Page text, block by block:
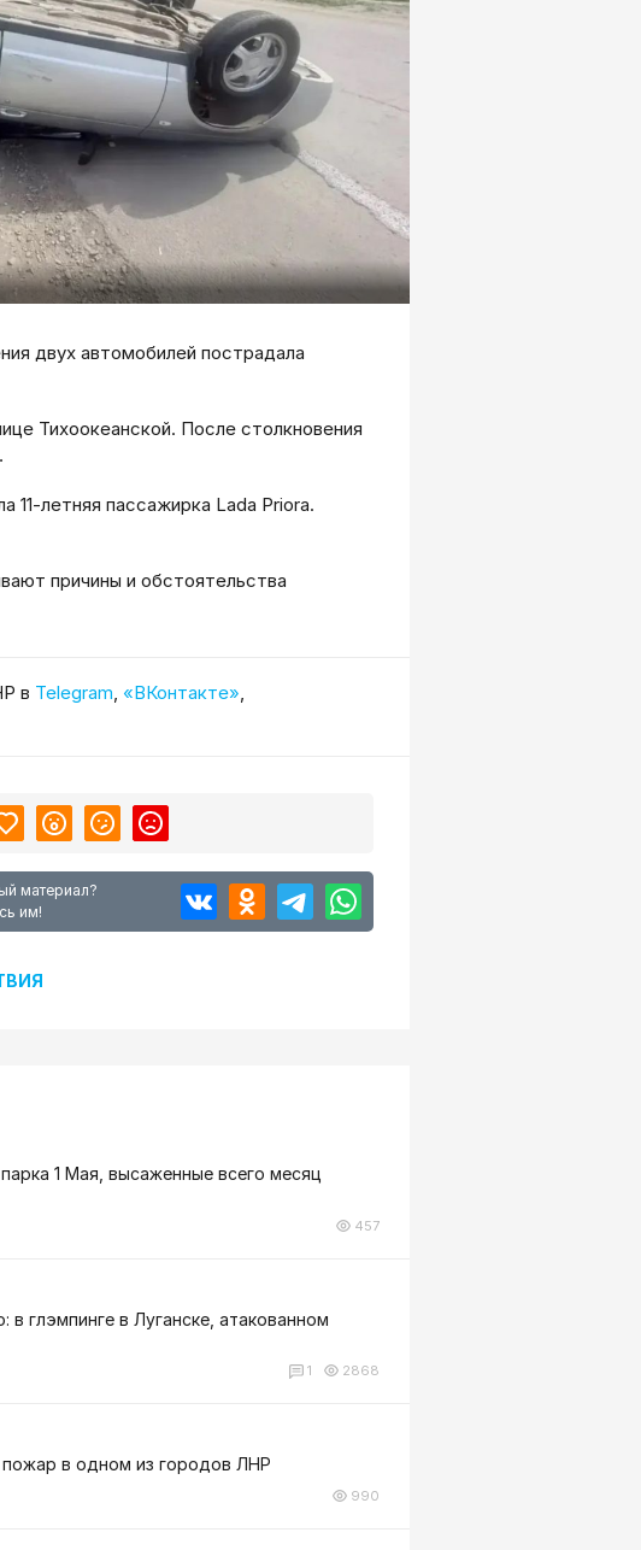
двух автомобилей пострадала
Тихоокеанской. После столкновения
11-летняя пассажирка Lada Priora.
причины и обстоятельства
в Telegram, «ВКонтакте»,
материал?
им!
1 Мая, высаженные всего месяц
457
глэмпинге в Луганске, атакованном
1 2868
в одном из городов ЛНР
990